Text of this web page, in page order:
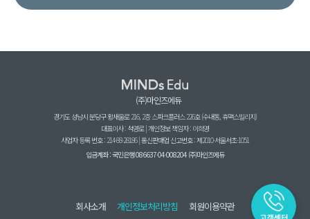
(주)마인즈에듀
경기도 성남시 분당구 황새울로 216, 2층 스파크플러스 226호 (수내동, 휴맥스빌리지)
대표이사 : 석영로 | 개인정보 책임자 : 이희영
사업자 등록 번호 : 214-88-28186 | 통신판매업 신고번호 : 제2010-서울서초-1051
입금계좌 : 국민은행 086637-04-008204 (주)마인즈에듀
회사소개 개인정보처리방침 회원이용약관